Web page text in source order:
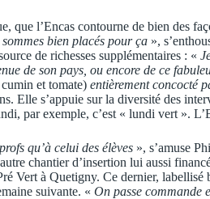
que l’Encas contourne de bien des
bien placés pour ça »,
de richesses supplémentaires : «
de son pays, ou encore de ce
et tomate) entièrement concocté
Elle s’appuie sur la diversité des
par exemple, c’est « lundi vert ».
qu’à celui des élèves », s’amuse
chantier d’insertion lui aussi
Vert à Quetigny. Ce dernier, labellisé
suivante. « On passe commande